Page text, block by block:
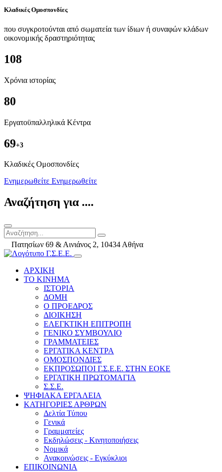
Κλαδικές Ομοσπονδίες
που συγκροτούνται από σωματεία των ίδιων ή συναφών κλάδων
οικονομικής δραστηριότητας
108
Χρόνια ιστορίας
80
Εργατοϋπαλληλικά Κέντρα
69+3
Kλαδικές Ομοσπονδίες
Ενημερωθείτε Ενημερωθείτε
Αναζήτηση για ....
Πατησίων 69 & Αινιάνος 2, 10434 Αθήνα
ΑΡΧΙΚΗ
ΤΟ ΚΙΝΗΜΑ
ΙΣΤΟΡΙΑ
ΔΟΜΗ
Ο ΠΡΟΕΔΡΟΣ
ΔΙΟΙΚΗΣΗ
ΕΛΕΓΚΤΙΚΗ ΕΠΙΤΡΟΠΗ
ΓΕΝΙΚΟ ΣΥΜΒΟΥΛΙΟ
ΓΡΑΜΜΑΤΕΙΕΣ
ΕΡΓΑΤΙΚΑ ΚΕΝΤΡΑ
ΟΜΟΣΠΟΝΔΙΕΣ
ΕΚΠΡΟΣΩΠΟΙ Γ.Σ.Ε.Ε. ΣΤΗΝ ΕΟΚΕ
ΕΡΓΑΤΙΚΗ ΠΡΩΤΟΜΑΓΙΑ
Σ.Σ.Ε.
ΨΗΦΙΑΚΑ ΕΡΓΑΛΕΙΑ
ΚΑΤΗΓΟΡΙΕΣ ΑΡΘΡΩΝ
Δελτία Τύπου
Γενικά
Γραμματείες
Εκδηλώσεις - Κινητοποιήσεις
Νομικά
Ανακοινώσεις - Εγκύκλιοι
ΕΠΙΚΟΙΝΩΝΙΑ